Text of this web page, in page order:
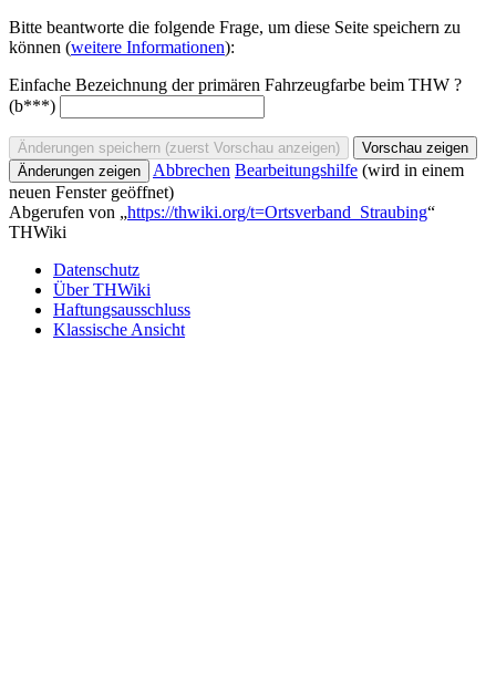
Bitte beantworte die folgende Frage, um diese Seite speichern zu
können (weitere Informationen):
Einfache Bezeichnung der primären Fahrzeugfarbe beim THW ?
(b***)
Abbrechen Bearbeitungshilfe (wird in einem
neuen Fenster geöffnet)
Abgerufen von „https://thwiki.org/t=Ortsverband_Straubing“
THWiki
Datenschutz
Über THWiki
Haftungsausschluss
Klassische Ansicht